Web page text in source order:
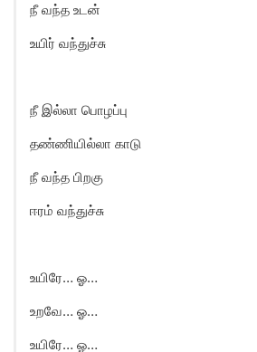
நீ வந்த உடன்
உயிர் வந்துச்சு
நீ இல்லா பொழப்பு
தண்ணியில்லா காடு
நீ வந்த பிறகு
ஈரம் வந்துச்சு
உயிரே… ஓ…
உறவே… ஓ…
உயிரே… ஓ…